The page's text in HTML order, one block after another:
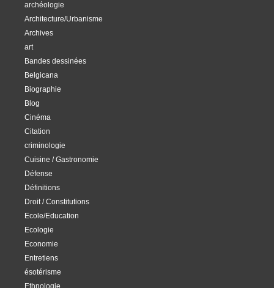
archéologie
Architecture/Urbanisme
Archives
art
Bandes dessinées
Belgicana
Biographie
Blog
Cinéma
Citation
criminologie
Cuisine / Gastronomie
Défense
Définitions
Droit / Constitutions
Ecole/Education
Ecologie
Economie
Entretiens
ésotérisme
Ethnologie